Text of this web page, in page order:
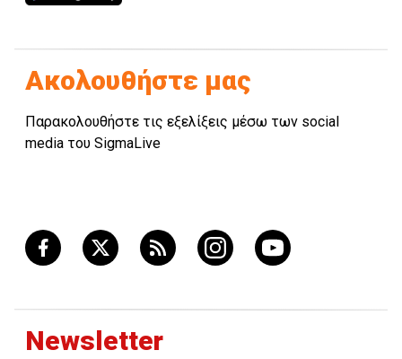
Ακολουθήστε μας
Παρακολουθήστε τις εξελίξεις μέσω των social
media του SigmaLive
Newsletter